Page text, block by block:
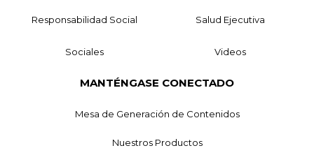
Responsabilidad Social Salud Ejecutiva
Sociales Videos
MANTÉNGASE CONECTADO
Mesa de Generación de Contenidos
Nuestros Productos